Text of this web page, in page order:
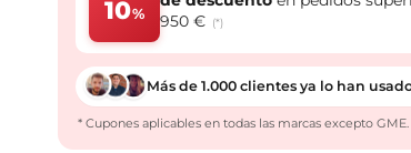
10%
950 € (*)
Más de 1.000 clientes ya lo han
* Cupones aplicables en todas las marcas excepto GME.